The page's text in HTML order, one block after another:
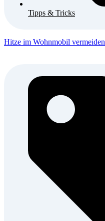
Tipps & Tricks
Hitze im Wohnmobil vermeiden